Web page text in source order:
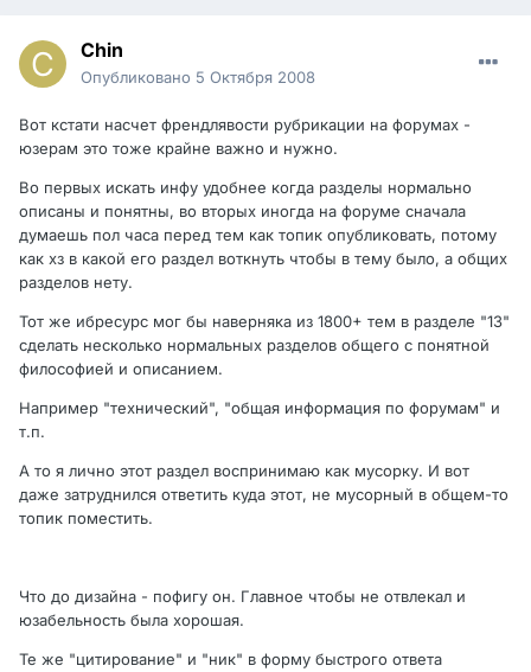
Chin
Опубликовано 5 Октября 2008
Вот кстати насчет френдлявости рубрикации на форумах -
юзерам это тоже крайне важно и нужно.
Во первых искать инфу удобнее когда разделы нормально
описаны и понятны, во вторых иногда на форуме сначала
думаешь пол часа перед тем как топик опубликовать, потому
как хз в какой его раздел воткнуть чтобы в тему было, а общих
разделов нету.
Тот же ибресурс мог бы наверняка из 1800+ тем в разделе "13"
сделать несколько нормальных разделов общего с понятной
философией и описанием.
Например "технический", "общая информация по форумам" и
т.п.
А то я лично этот раздел воспринимаю как мусорку. И вот
даже затруднился ответить куда этот, не мусорный в общем-то
топик поместить.
Что до дизайна - пофигу он. Главное чтобы не отвлекал и
юзабельность была хорошая.
Те же "цитирование" и "ник" в форму быстрого ответа